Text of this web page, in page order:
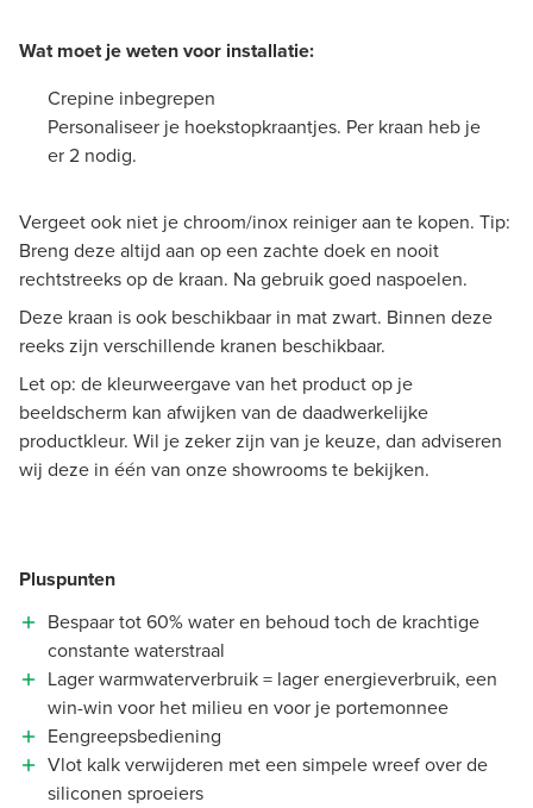
Wat moet je weten voor installatie:
Crepine inbegrepen
Personaliseer je hoekstopkraantjes. Per kraan heb je
er 2 nodig.
Vergeet ook niet je chroom/inox reiniger aan te kopen. Tip:
Breng deze altijd aan op een zachte doek en nooit
rechtstreeks op de kraan. Na gebruik goed naspoelen.
Deze kraan is ook beschikbaar in mat zwart. Binnen deze
reeks zijn verschillende kranen beschikbaar.
Let op: de kleurweergave van het product op je
beeldscherm kan afwijken van de daadwerkelijke
productkleur. Wil je zeker zijn van je keuze, dan adviseren
wij deze in één van onze showrooms te bekijken.
Pluspunten
Bespaar tot 60% water en behoud toch de krachtige
constante waterstraal
Lager warmwaterverbruik = lager energieverbruik, een
win-win voor het milieu en voor je portemonnee
Eengreepsbediening
Vlot kalk verwijderen met een simpele wreef over de
siliconen sproeiers